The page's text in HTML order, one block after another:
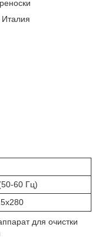
Италия
60 Гц)
для очистки